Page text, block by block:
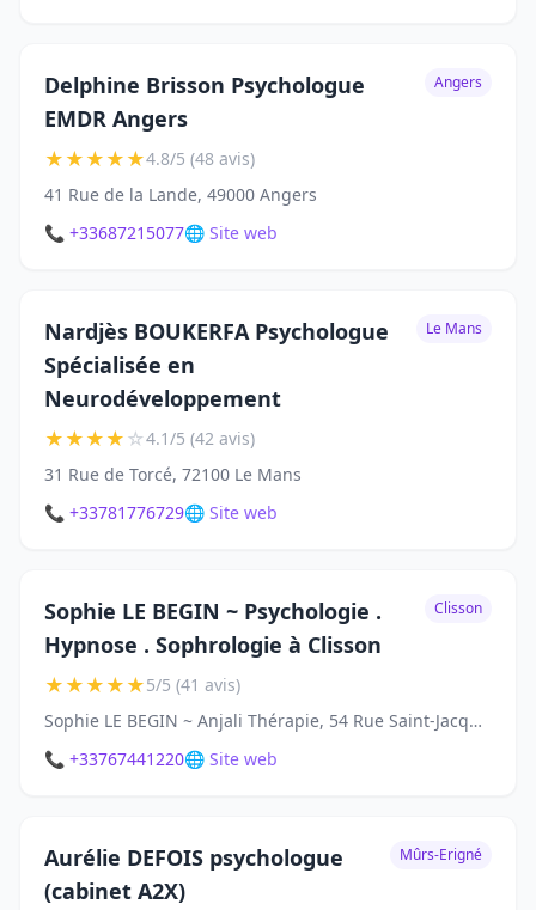
Delphine Brisson Psychologue
EMDR Angers
Angers
★★★★★4.8/5 (48 avis)
41 Rue de la Lande, 49000 Angers
📞 +33687215077🌐 Site web
Nardjès BOUKERFA Psychologue
Spécialisée en
Neurodéveloppement
Le Mans
★★★★☆4.1/5 (42 avis)
31 Rue de Torcé, 72100 Le Mans
📞 +33781776729🌐 Site web
Sophie LE BEGIN ~ Psychologie .
Hypnose . Sophrologie à Clisson
Clisson
★★★★★5/5 (41 avis)
Sophie LE BEGIN ~ Anjali Thérapie, 54 Rue Saint-Jacques, 44190 Clisson
📞 +33767441220🌐 Site web
Aurélie DEFOIS psychologue
(cabinet A2X)
Mûrs-Erigné